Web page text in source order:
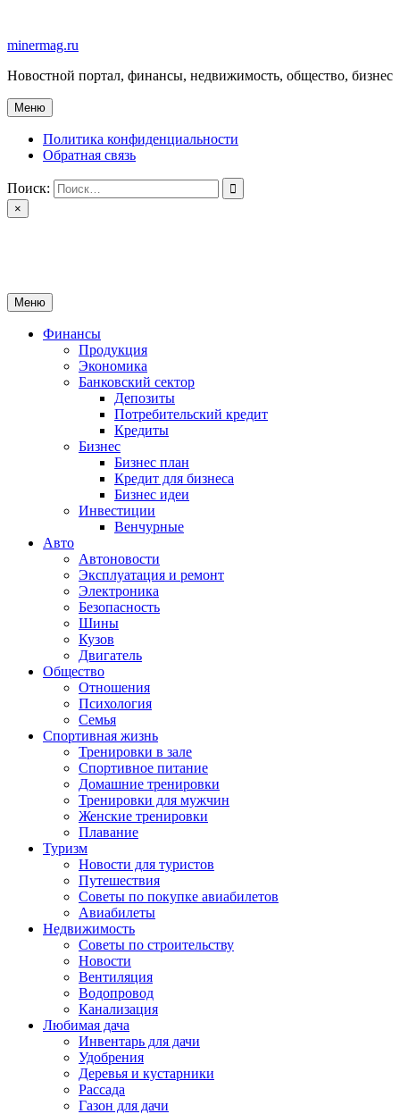
содержимому
minermag.ru
Новостной портал, финансы, недвижимость, общество, бизнес
Меню
Политика конфиденциальности
Обратная связь
Поиск:
×
Меню
Финансы
Продукция
Экономика
Банковский сектор
Депозиты
Потребительский кредит
Кредиты
Бизнес
Бизнес план
Кредит для бизнеса
Бизнес идеи
Инвестиции
Венчурные
Авто
Автоновости
Эксплуатация и ремонт
Электроника
Безопасность
Шины
Кузов
Двигатель
Общество
Отношения
Психология
Семья
Спортивная жизнь
Тренировки в зале
Спортивное питание
Домашние тренировки
Тренировки для мужчин
Женские тренировки
Плавание
Туризм
Новости для туристов
Путешествия
Советы по покупке авиабилетов
Авиабилеты
Недвижимость
Советы по строительству
Новости
Вентиляция
Водопровод
Канализация
Любимая дача
Инвентарь для дачи
Удобрения
Деревья и кустарники
Рассада
Газон для дачи